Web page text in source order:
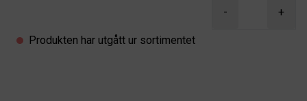
- +
Produkten har utgått ur sortimentet